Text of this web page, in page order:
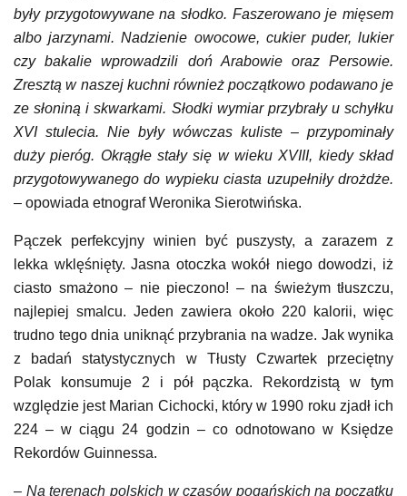
były przygotowywane na słodko. Faszerowano je mięsem
albo jarzynami. Nadzienie owocowe, cukier puder, lukier
czy bakalie wprowadzili doń Arabowie oraz Persowie.
Zresztą w naszej kuchni również początkowo podawano je
ze słoniną i skwarkami. Słodki wymiar przybrały u schyłku
XVI stulecia. Nie były wówczas kuliste – przypominały
duży pieróg. Okrągłe stały się w wieku XVIII, kiedy skład
przygotowywanego do wypieku ciasta uzupełniły drożdże.
– opowiada etnograf Weronika Sierotwińska.
Pączek perfekcyjny winien być puszysty, a zarazem z
lekka wklęśnięty. Jasna otoczka wokół niego dowodzi, iż
ciasto smażono – nie pieczono! – na świeżym tłuszczu,
najlepiej smalcu. Jeden zawiera około 220 kalorii, więc
trudno tego dnia uniknąć przybrania na wadze. Jak wynika
z badań statystycznych w Tłusty Czwartek przeciętny
Polak konsumuje 2 i pół pączka. Rekordzistą w tym
względzie jest Marian Cichocki, który w 1990 roku zjadł ich
224 – w ciągu 24 godzin – co odnotowano w Księdze
Rekordów Guinnessa.
– Na terenach polskich wczasów pogańskich na początku